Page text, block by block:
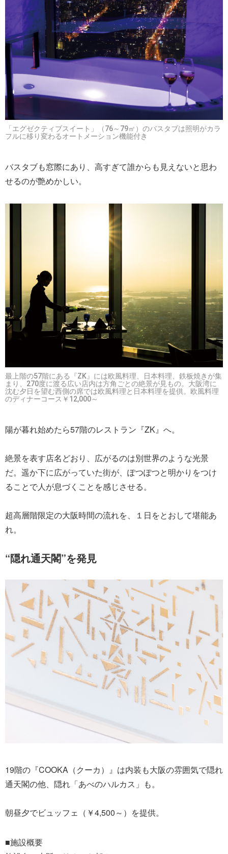
「エグゼクティブスイート」（76～79㎡）のバスタブは照明がカラ
フルに移り変わるオートメーション機能付き
バスタブも窓際にあり、高すぎて誰からも見えないと思わ
せるのが艶めかしい。
最上階の57階にある『ZK』には欧風料理、日本料理、鉄板焼きが集
まり、270度に渡る広い店内は方角ごとの絶景が見もの。大阪湾に
沈む夕日を望む西側の席では欧風料理と日本料理を提供。欧風料理
のディナーコース￥12,000～
陽が暮れ始めたら57階のレストラン『ZK』へ。
絶景を表す店名どおり、広がるのは別世界のような光景
だ。遥か下に広がっていた街が、ぽつぽつと明かりをつけ
ることで人が息づくことを感じさせる。
超高層階限定の大阪時間の流れを、１日をとおして堪能あ
れ。
“隠れ通天閣”を発見
19階の『COOKA（クーカ）』は内装も大阪の雰囲気で隠れ
通天閣の他、隠れ「あべのハルカス」も。
朝昼夕でビュッフェ（￥4,500～）を提供。
■施設概要